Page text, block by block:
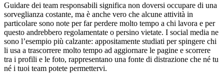
Guidare dei team responsabili significa non doversi occupare di una
sorveglianza costante, ma è anche vero che alcune attività in
particolare sono note per far perdere molto tempo a chi lavora e per
questo andrebbero regolamentate o persino vietate. I social media ne
sono l’esempio più calzante: appositamente studiati per spingere chi
li usa a trascorrere molto tempo ad aggiornare le pagine e scorrere
tra i profili e le foto, rappresentano una fonte di distrazione che né tu
né i tuoi team potete permettervi.